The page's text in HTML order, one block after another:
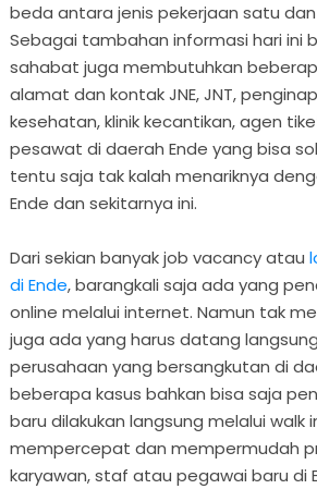
beda antara jenis pekerjaan satu
Sebagai tambahan informasi hari ini
sahabat juga membutuhkan
alamat dan kontak JNE, JNT,
kesehatan, klinik kecantikan, agen
pesawat di daerah Ende yang bisa
tentu saja tak kalah menariknya
Ende dan sekitarnya ini.
Dari sekian banyak job vacancy atau
di Ende, barangkali saja ada yang
online melalui internet. Namun tak
juga ada yang harus datang
perusahaan yang bersangkutan di
beberapa kasus bahkan bisa saja
baru dilakukan langsung melalui walk
mempercepat dan mempermudah
karyawan, staf atau pegawai baru di